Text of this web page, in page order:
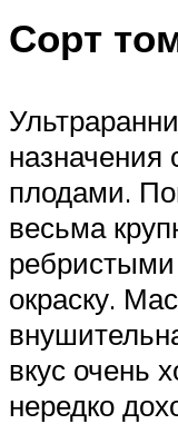
Сорт
назначения
плодами.
весьма
окраску.
вкус очень
нередко